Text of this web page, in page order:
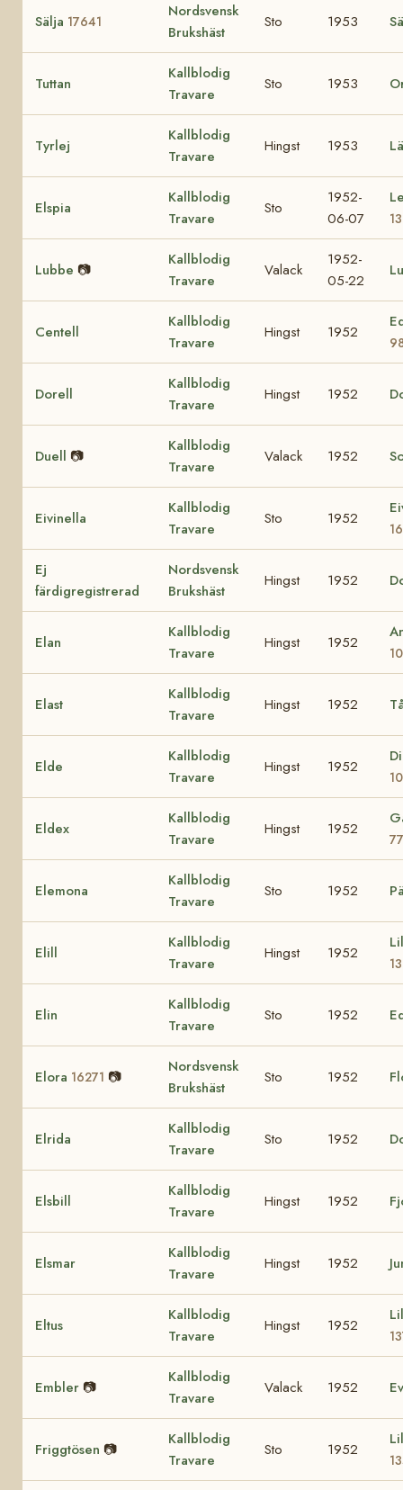
Sälja 17641
Nordsvensk
Brukshäst
Sto 1953
Tuttan
Kallblodig
Travare
Sto 1953
Tyrlej
Kallblodig
Travare
Hingst 1953
Elspia
Kallblodig
Travare
Sto
1952-
06-07
Lubbe 📷
Kallblodig
Travare
Valack
1952-
05-22
Centell
Kallblodig
Travare
Hingst 1952
Dorell
Kallblodig
Travare
Hingst 1952
Duell 📷
Kallblodig
Travare
Valack 1952
Eivinella
Kallblodig
Travare
Sto 1952
Ej
färdigregistrerad
Nordsvensk
Brukshäst
Hingst 1952
Elan
Kallblodig
Travare
Hingst 1952
Elast
Kallblodig
Travare
Hingst 1952
Elde
Kallblodig
Travare
Hingst 1952
Eldex
Kallblodig
Travare
Hingst 1952
Elemona
Kallblodig
Travare
Sto 1952
Elill
Kallblodig
Travare
Hingst 1952
Elin
Kallblodig
Travare
Sto 1952
Elora 16271 📷
Nordsvensk
Brukshäst
Sto 1952
Elrida
Kallblodig
Travare
Sto 1952
Elsbill
Kallblodig
Travare
Hingst 1952
Elsmar
Kallblodig
Travare
Hingst 1952
Eltus
Kallblodig
Travare
Hingst 1952
Embler 📷
Kallblodig
Travare
Valack 1952
Friggtösen 📷
Kallblodig
Travare
Sto 1952